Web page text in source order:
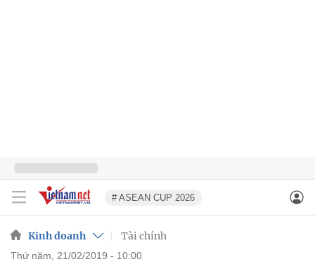
# ASEAN CUP 2026
Kinh doanh Tài chính
thứ năm, 21/02/2019 - 10:00